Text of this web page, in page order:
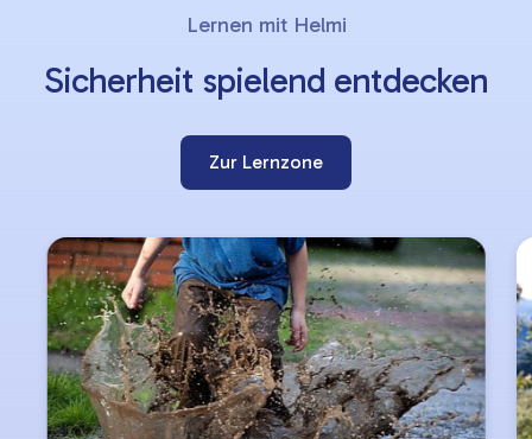
Lernen mit Helmi
Sicherheit spielend entdecken
Zur Lernzone